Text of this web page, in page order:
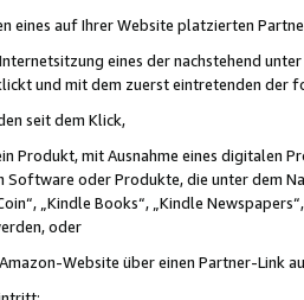
eines auf Ihrer Website platzierten
eines der nachstehend
und mit dem zuerst eintretenden der
seit dem Klick,
Produkt, mit Ausnahme eines digitalen
oder Produkte, die unter dem
„Kindle Books“, „Kindle
oder
Website über einen Partner-Link